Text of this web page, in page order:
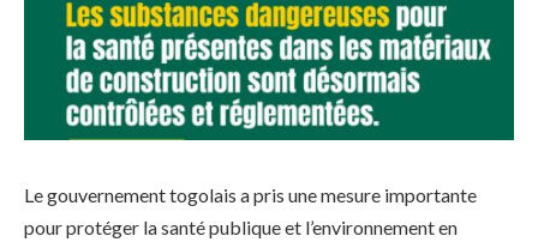
Le gouvernement togolais a pris une mesure importante
pour protéger la santé publique et l’environnement en